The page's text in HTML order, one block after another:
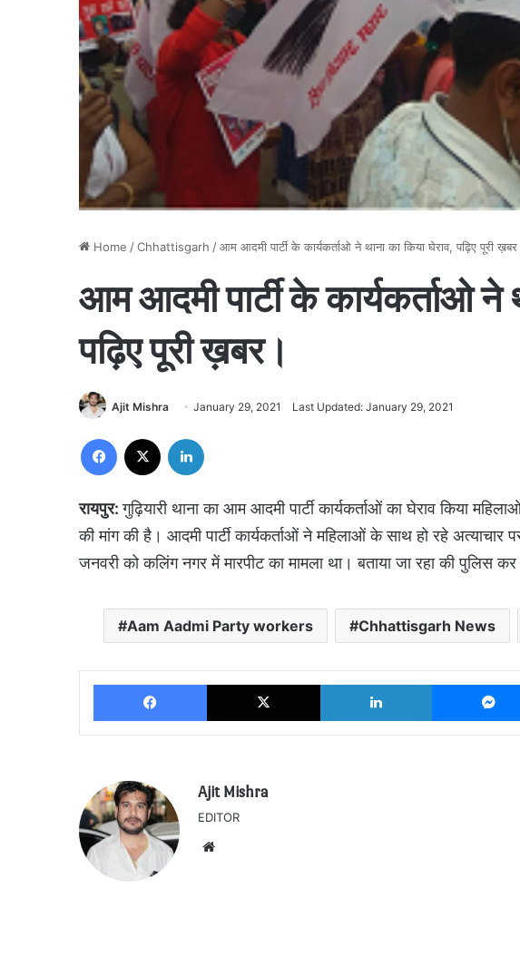
Home /Chhattisgarh /आम आदमी पार्टी के कार्यकर्ताओ ने थाना का किया घेराव, पढ़िए पूरी
आम आदमी पार्टी के कार्यकर्ताओ ने
पढ़िए पूरी ख़बर।
Ajit Mishra January 29, 2021 Last Updated: January 29, 2021
Facebook
रायपुर:गुढ़ियारी थाना का आम आदमी पार्टी कार्यकर्ताओं का घेराव किया
की मांग की है। आदमी पार्टी कार्यकर्ताओं ने महिलाओं के साथ हो रहे अत्याचार
जनवरी को कलिंग नगर में मारपीट का मामला था। बताया जा रहा की पुलिस
Aam Aadmi Party workers Chhattisgarh News
Facebook X LinkedIn
Ajit Mishra
EDITOR